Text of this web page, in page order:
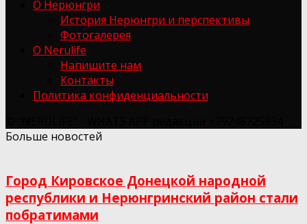
О Нерюнгри
История Нерюнгри и перспективы
Фотогалерея
О Nerulife
Напишите нам
Контакты
Политика конфиденциальности
Больше новостей
Город Кировское Донецкой народной
республики и Нерюнгринский район стали
побратимами